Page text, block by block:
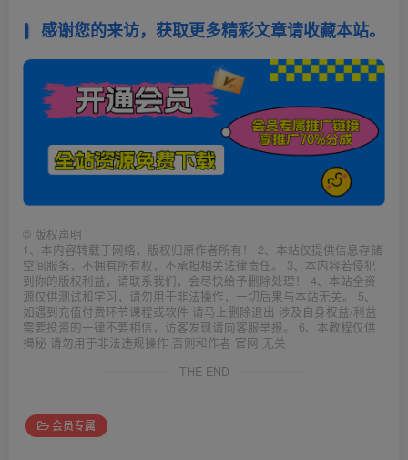
感谢您的来访，获取更多精彩文章请收藏本站。
© 版权声明
1、本内容转载于网络，版权归原作者所有！ 2、本站仅提供信息存储
空间服务，不拥有所有权，不承担相关法律责任。 3、本内容若侵犯
到你的版权利益，请联系我们，会尽快给予删除处理！ 4、本站全资
源仅供测试和学习，请勿用于非法操作，一切后果与本站无关。 5、
如遇到充值付费环节课程或软件 请马上删除退出 涉及自身权益/利益
需要投资的一律不要相信，访客发现请向客服举报。 6、本教程仅供
揭秘 请勿用于非法违规操作 否则和作者 官网 无关
THE END
会员专属